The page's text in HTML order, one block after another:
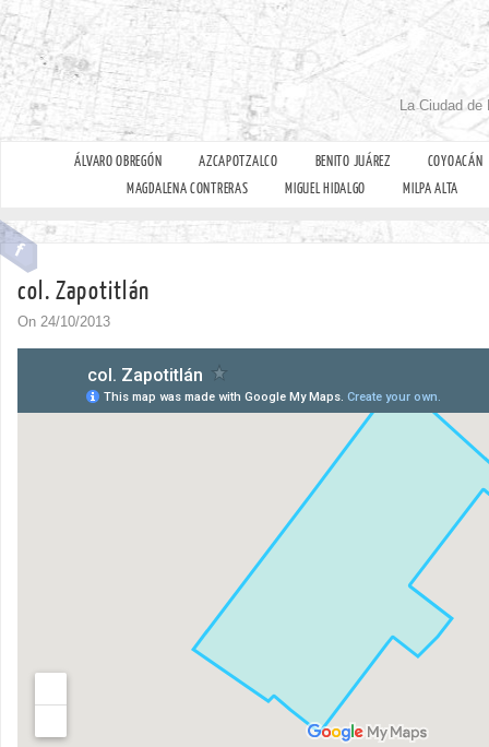
La Ciudad
ÁLVARO OBREGÓN AZCAPOTZALCO BENITO JUÁREZ
COYOACÁN
MAGDALENA CONTRERAS
MIGUEL HIDALGO MILPA ALTA
col. Zapotitlán
On 24/10/2013